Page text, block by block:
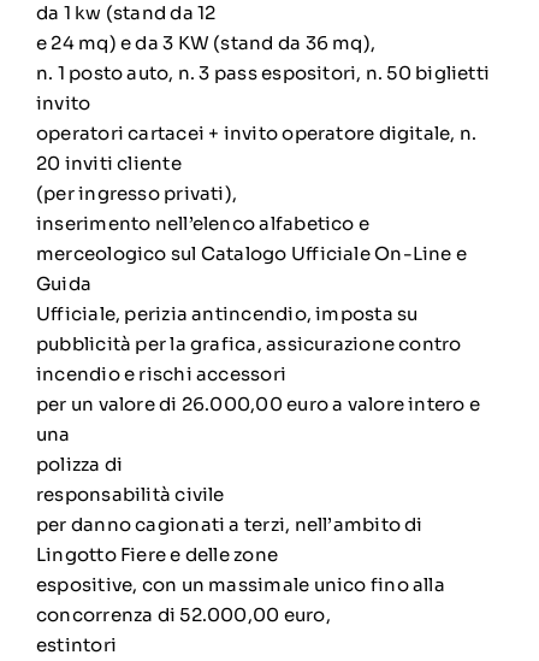
da 1 kw (stand da 12
e 24 mq) e da 3 KW (stand da 36 mq),
n. 1 posto auto, n. 3 pass espositori, n. 50 biglietti
invito
operatori cartacei + invito operatore digitale, n.
20 inviti cliente
(per ingresso privati),
inserimento nell’elenco alfabetico e
merceologico sul Catalogo Ufficiale On-Line e
Guida
Ufficiale, perizia antincendio, imposta su
pubblicità per la grafica, assicurazione contro
incendio e rischi accessori
per un valore di 26.000,00 euro a valore intero e
una
polizza di
responsabilità civile
per danno cagionati a terzi, nell’ambito di
Lingotto Fiere e delle zone
espositive, con un massimale unico fino alla
concorrenza di 52.000,00 euro,
estintori